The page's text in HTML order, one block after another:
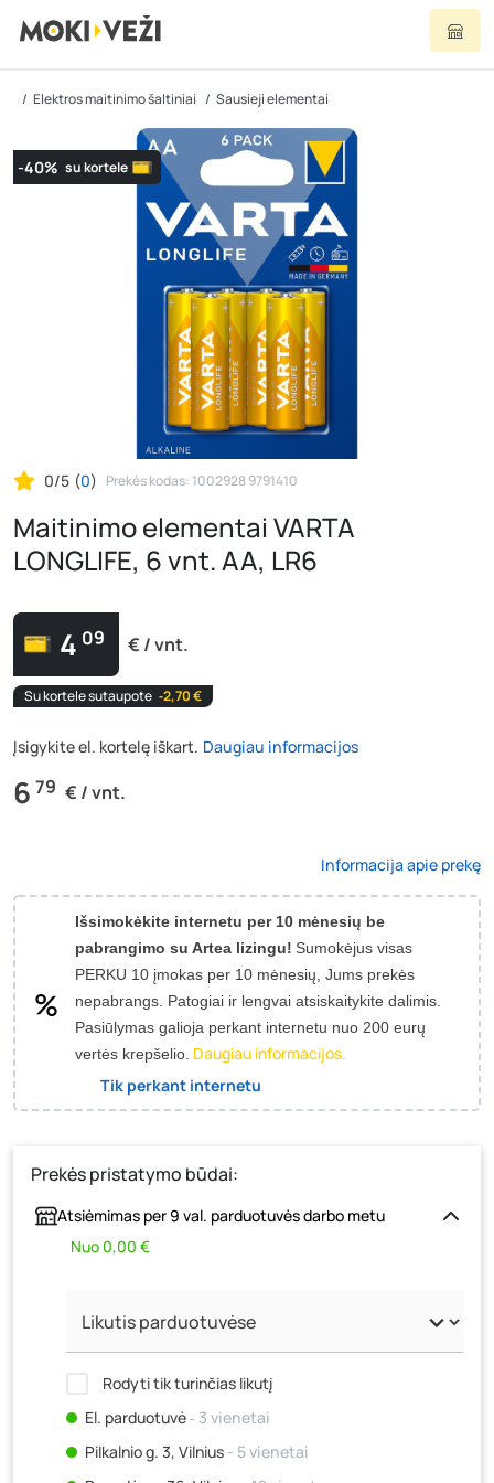
Elektros maitinimo šaltiniai Sausieji elementai
-40% su kortele
0/5 (0) Prekės kodas: 1002928 9791410
Maitinimo elementai VARTA
LONGLIFE, 6 vnt. AA, LR6
4 09 € / vnt.
Su kortele sutaupote ‐2,70 €
Įsigykite el. kortelę iškart. Daugiau informacijos
6 79 € / vnt.
Informacija apie prekę
Išsimokėkite internetu per 10 mėnesių be
pabrangimo su Artea lizingu! Sumokėjus visas
PERKU 10 įmokas per 10 mėnesių, Jums prekės
nepabrangs. Patogiai ir lengvai atsiskaitykite dalimis.
Pasiūlymas galioja perkant internetu nuo 200 eurų
vertės krepšelio. Daugiau informacijos.
Tik perkant internetu
Prekės pristatymo būdai:
Atsiėmimas per 9 val. parduotuvės darbo metu
Nuo 0,00 €
Rodyti tik turinčias likutį
El. parduotuvė‐ 3 vienetai
Pilkalnio g. 3, Vilnius - 5 vienetai